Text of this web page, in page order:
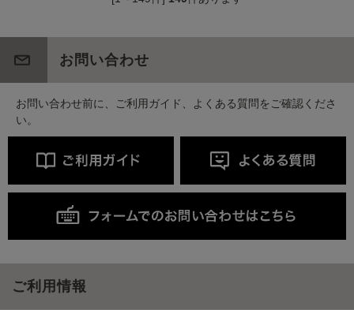
お問い合わせ
お問い合わせ前に、ご利用ガイド、よくある質問をご確認くださ
い。
ご利用情報